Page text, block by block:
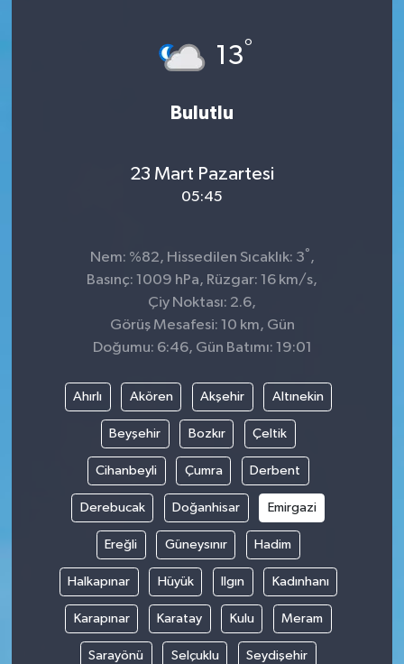
13°
Bulutlu
23 Mart Pazartesi
05:45
Nem: %82, Hissedilen Sıcaklık: 3° ,
Basınç: 1009 hPa, Rüzgar: 16 km/s,
Çiy Noktası: 2.6,
Görüş Mesafesi: 10 km, Gün
Doğumu: 6:46, Gün Batımı: 19:01
Ahırlı Akören Akşehir Altınekin
Beyşehir Bozkır Çeltik
Cihanbeyli Çumra Derbent
Derebucak Doğanhisar Emirgazi
Ereğli Güneysınır Hadim
Halkapınar Hüyük Ilgın Kadınhanı
Karapınar Karatay Kulu Meram
Sarayönü Selçuklu Seydişehir